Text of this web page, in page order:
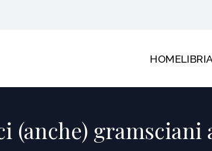
HOMELIBRI
(anche) gramsciani